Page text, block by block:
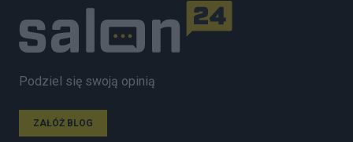
Podziel się swoją opinią
ZAŁÓŻ BLOG